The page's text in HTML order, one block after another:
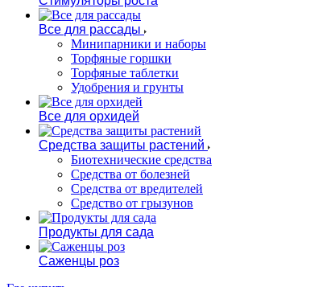
Все для рассады
Минипарники и наборы
Торфяные горшки
Торфяные таблетки
Удобрения и грунты
Все для орхидей
Средства защиты растений
Биотехнические средства
Средства от болезней
Средства от вредителей
Средство от грызунов
Продукты для сада
Саженцы роз